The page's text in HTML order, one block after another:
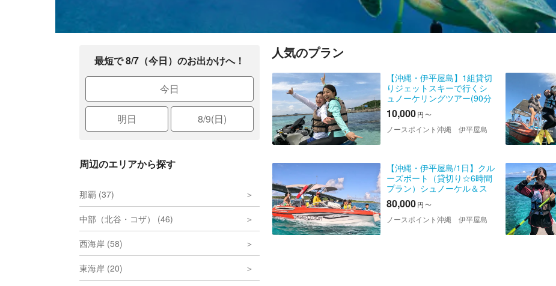
最短で 8/7（今日）のお出かけへ！
今日
明日 8/9(日)
周辺のエリアから探す
那覇 (37)
中部（北谷・コザ） (46)
西海岸 (58)
東海岸 (20)
人気のプラン
【沖縄・伊平屋島】1組貸切
りジェットスキーで行くシ
ュノーケリングツアー(90分
コース）おひとり様・当日
予約OK《送迎無料》動画デ
ータ無料！
10,000円 〜
ノースポイント沖縄 伊平屋島
【沖縄・伊平屋島/1日】クル
ーズボート（貸切り☆6時間
プラン）シュノーケル＆ス
キンダイビングなど遊び方
自由！《送迎無料》グルー
プ旅行に最適☆
80,000円 〜
ノースポイント沖縄 伊平屋島